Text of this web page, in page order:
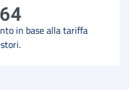
in base alla tariffa